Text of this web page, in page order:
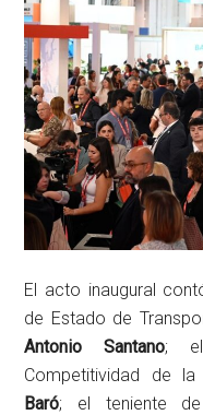
El acto inaugural
de Estado de
Antonio Santano; el
Competitividad de la
Baró; el teniente